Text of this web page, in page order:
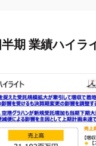
期 業績ハイラ